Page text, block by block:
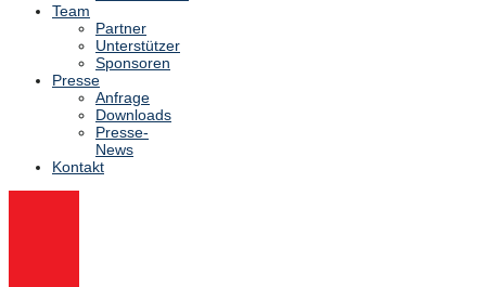
Team
Partner
Unterstützer
Sponsoren
Presse
Anfrage
Downloads
Presse-
News
Kontakt